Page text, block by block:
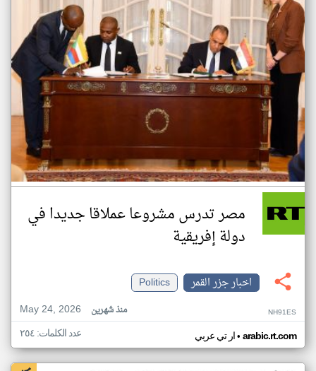
مصر تدرس مشروعا عملاقا جديدا في
دولة إفريقية
اخبار جزر القمر
Politics
May 24, 2026
منذ شهرين NH91ES
ار تي عربي• arabic.rt.com عدد الكلمات: ٢٥٤